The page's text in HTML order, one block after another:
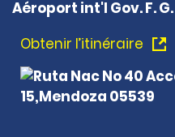
Aéroport int'l Gov. F.
Obtenir l’itinéraire